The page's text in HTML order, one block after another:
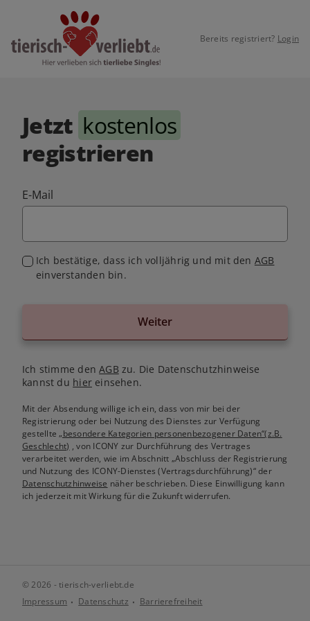
Bereits registriert? Login
Jetzt kostenlos
registrieren
E-Mail
Ich bestätige, dass ich volljährig und mit den AGB
einverstanden bin.
Weiter
Ich stimme denAGB zu. Die Datenschutzhinweise
kannst du hiereinsehen.
Mit der Absendung willige ich ein, dass von mir bei der
Registrierung oder bei Nutzung des Dienstes zur Verfügung
gestellte„besondere Kategorien personenbezogener Daten“(z.B.
Geschlecht) , von ICONY zur Durchführung des Vertrages
verarbeitet werden, wie im Abschnitt „Abschluss der Registrierung
und Nutzung des ICONY-Dienstes (Vertragsdurchführung)“ der
Datenschutzhinweise näher beschrieben. Diese Einwilligung kann
ich jederzeit mit Wirkung für die Zukunft widerrufen.
© 2026 - tierisch-verliebt.de
Impressum
Datenschutz Barrierefreiheit